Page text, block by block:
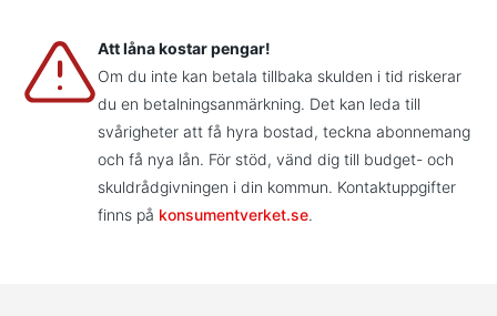
Att låna kostar pengar!
Om du inte kan betala tillbaka skulden i tid riskerar
du en betalningsanmärkning. Det kan leda till
svårigheter att få hyra bostad, teckna abonnemang
och få nya lån. För stöd, vänd dig till budget- och
skuldrådgivningen i din kommun. Kontaktuppgifter
finns på konsumentverket.se.